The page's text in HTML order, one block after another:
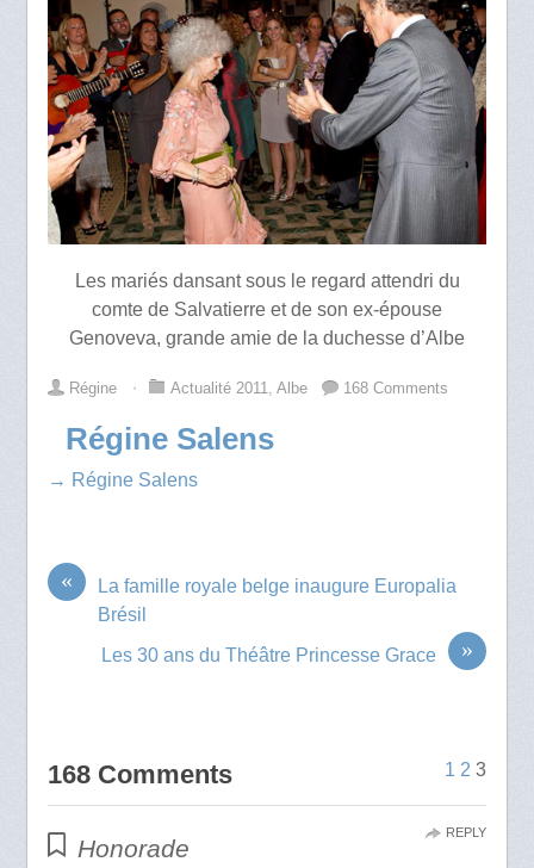
Les mariés dansant sous le regard attendri du
comte de Salvatierre et de son ex-épouse
Genoveva, grande amie de la duchesse d’Albe
Régine ⋅ Actualité 2011, Albe 168 Comments
Régine Salens
→ Régine Salens
«
La famille royale belge inaugure Europalia
Brésil
»
Les 30 ans du Théâtre Princesse Grace
168 Comments 1 2 3
Honorade
REPLY